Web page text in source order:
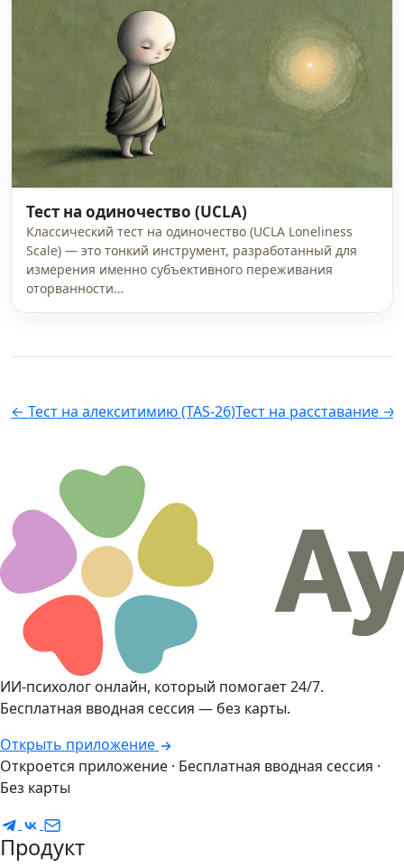
Тест на одиночество (UCLA)
Классический тест на одиночество (UCLA Loneliness
Scale) — это тонкий инструмент, разработанный для
измерения именно субъективного переживания
оторванности…
← Тест на алекситимию (TAS-26)Тест на расставание →
ИИ-психолог онлайн, который помогает 24/7.
Бесплатная вводная сессия — без карты.
Открыть приложение
Откроется приложение · Бесплатная вводная сессия ·
Без карты
Продукт